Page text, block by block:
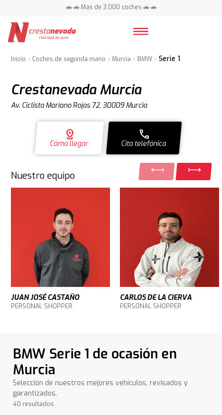
📍 Centros en toda España ⭐
📍 Centros en toda España ⭐
Inicio Coches de segunda mano Murcia BMW Serie 1
Crestanevada Murcia
Av. Ciclista Mariano Rojas 72, 30009 Murcia
distance
Cómo llegar
call
Cita telefónica
Nuestro equipo
JUAN JOSÉ CASTAÑO
PERSONAL SHOPPER
CARLOS DE LA CIERVA
PERSONAL SHOPPER
BMW Serie 1 de ocasión en
Murcia
Selección de nuestros mejores vehículos, revisados y
garantizados.
40 resultados